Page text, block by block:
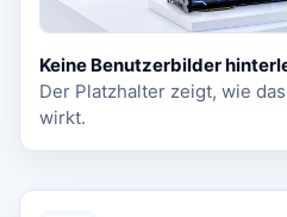
Keine Benutzerbilder
Der Platzhalter zeigt, wie
wirkt.